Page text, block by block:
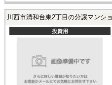
川西市清和台東2丁目の分譲マンシ
投資用